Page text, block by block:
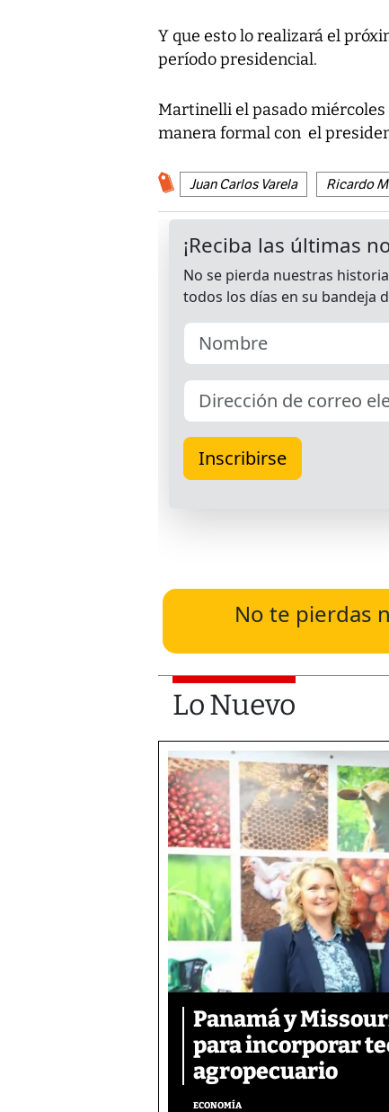
Y que esto lo realizará el
período presidencial.
Martinelli el pasado
manera formal con el
Juan Carlos Varela Ricardo
No te pierdas
Lo Nuevo
Panamá y
para incorporar
agropecuario
ECONOMÍA